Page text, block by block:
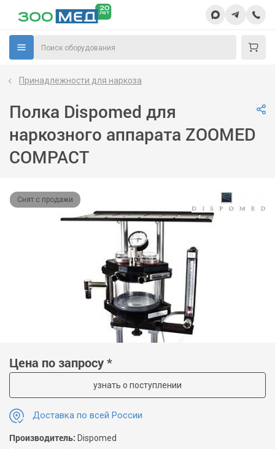
Принадлежности для наркоза
Полка Dispomed для
наркозного аппарата ZOOMED
COMPACT
Снят с продажи
Цена по запросу *
узнать о поступлении
Доставка по всей России
Производитель: Dispomed